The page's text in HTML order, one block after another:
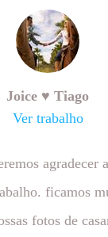
agradecer
ficamos
fotos de
Joice ♥ Tiago
Ver trabalho